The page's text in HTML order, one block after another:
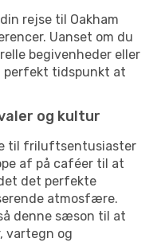
rejse til Oakham
Uanset om du
begivenheder eller
perfekt tidspunkt at
og kultur
til friluftsentusiaster
af på caféer til at
det perfekte
atmosfære.
denne sæson til at
vartegn og